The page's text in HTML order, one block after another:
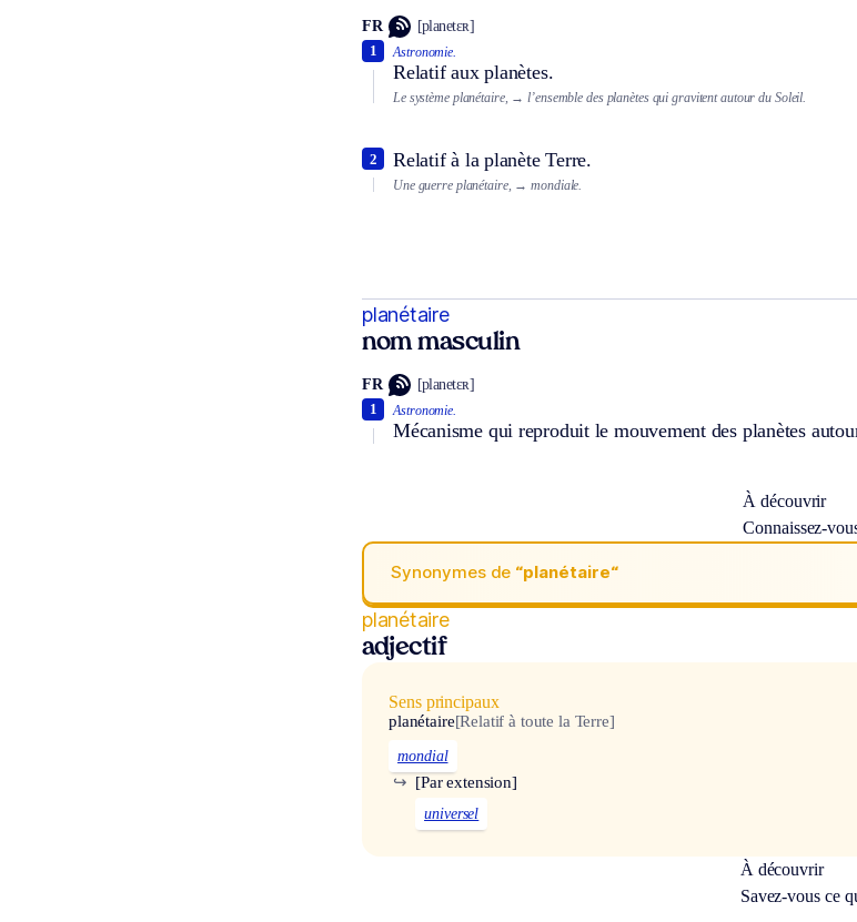
FR [planetɛʀ]
Astronomie.
Relatif aux planètes.
1
Le système planétaire, → l’ensemble des planètes qui gravitent autour du Soleil.
Relatif à la planète Terre.
2
Une guerre planétaire, → mondiale.
planétaire
nom masculin
FR [planetɛʀ]
Astronomie.
Mécanisme qui reproduit le mouvement des planètes
1
À découvrir
Connaissez-
Synonymes de “planétaire“
planétaire
adjectif
Sens principaux
planétaire[Relatif à toute la Terre]
mondial
[Par extension]
↪
universel
À découvrir
Savez-vous ce